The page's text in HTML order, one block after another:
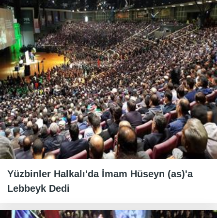
Yüzbinler Halkalı'da İmam Hüseyn (as)'a
Lebbeyk Dedi